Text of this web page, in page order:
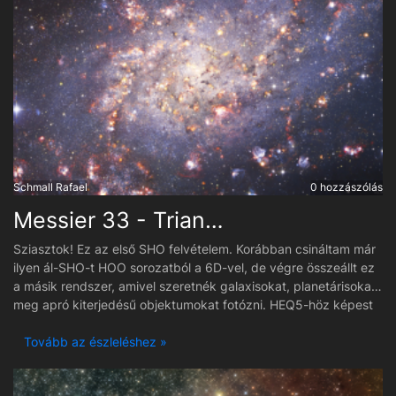
Schmall Rafael 0 hozzászólás
Messier 33 - Triangulum-galaxis
Sziasztok! Ez az első SHO felvételem. Korábban csináltam már
ilyen ál-SHO-t HOO sorozatból a 6D-vel, de végre összeállt ez
a másik rendszer, amivel szeretnék galaxisokat, planetárisokat,
meg apró kiterjedésű objektumokat fotózni. HEQ5-höz képest
egy fotónál, de szépen viszi a 10 perces expókat. Van ZWO
mert nincs szűrőváltó ( még ) ... hát hirtelenjében nem sikerült
Tovább az észleléshez »